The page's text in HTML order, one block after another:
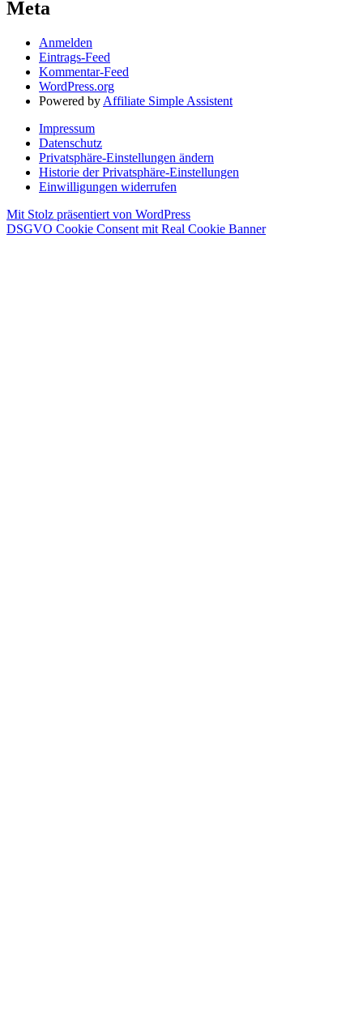
Meta
Anmelden
Eintrags-Feed
Kommentar-Feed
WordPress.org
Powered by Affiliate Simple Assistent
Impressum
Datenschutz
Privatsphäre-Einstellungen ändern
Historie der Privatsphäre-Einstellungen
Einwilligungen widerrufen
Mit Stolz präsentiert von WordPress
DSGVO Cookie Consent mit Real Cookie Banner